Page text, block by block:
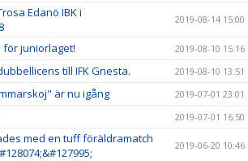
Edanö IBK i
2019-08-14 15:00
juniorlaget! 2019-08-10 15:16
till IFK Gnesta. 2019-08-10 13:51
är nu igång 2019-07-01 23:01
2019-07-01 16:50
med en tuff föräldramatch
2019-06-20 10:46